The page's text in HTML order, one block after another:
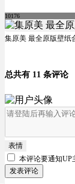
10176
集原美 最全原版壁纸
总共有 11 条评论
表情
本评论要通知UP
发表评论